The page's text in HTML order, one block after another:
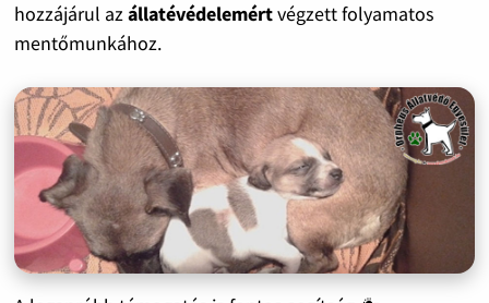
hozzájárul azállatévédelemértvégzett folyamatos
mentőmunkához.